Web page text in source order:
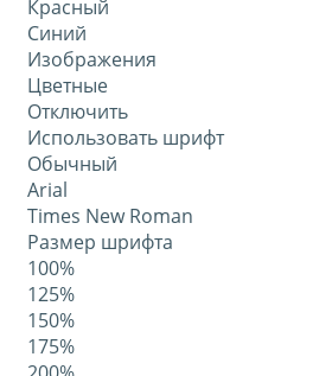
Красный
Синий
Изображения
Цветные
Отключить
Использовать шрифт
Обычный
Arial
Times New Roman
Размер шрифта
100%
125%
150%
175%